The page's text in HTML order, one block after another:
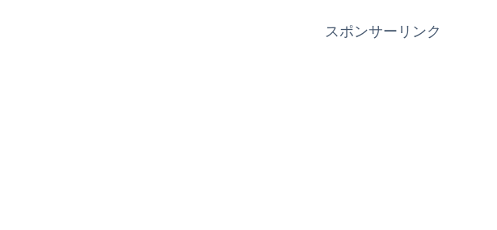
スポンサーリンク